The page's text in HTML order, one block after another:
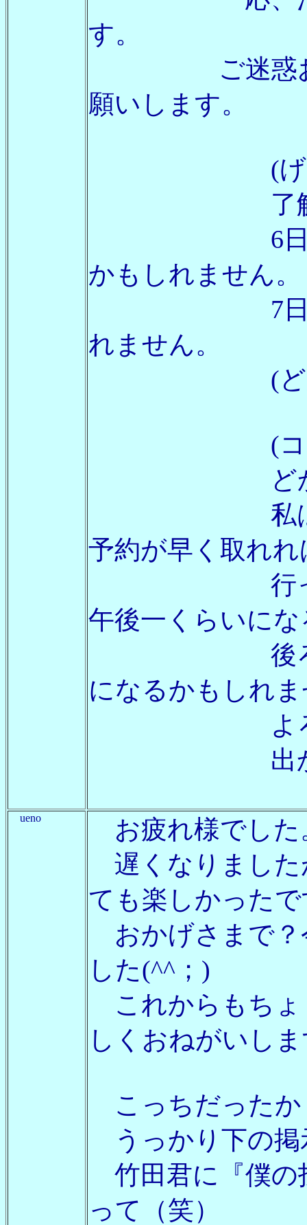
す。
ご迷惑おか
願いします。
(げんき
了解です
6日はとん
かもしれません。
7日は朝か
れません。
(どかちん
(コエ
どかちん
私は起きて
予約が早く取れ
行ってから
午後一くらいに
後ろの予定
になるかもしれ
よろしく
出かける
ueno
お疲れ様でした
遅くなりました
ても楽しかった
おかげさまで？
した(^^；)
これからもちょ
しくおねがいし
こっちだったか
うっかり下の掲
竹田君に『僕の
って（笑）